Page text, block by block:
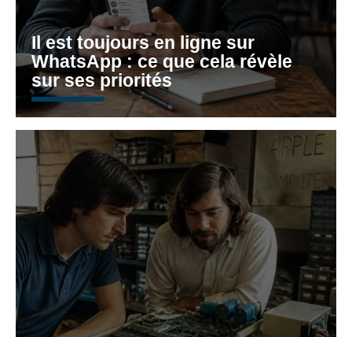
Il est toujours en ligne sur
WhatsApp : ce que cela révèle
sur ses priorités